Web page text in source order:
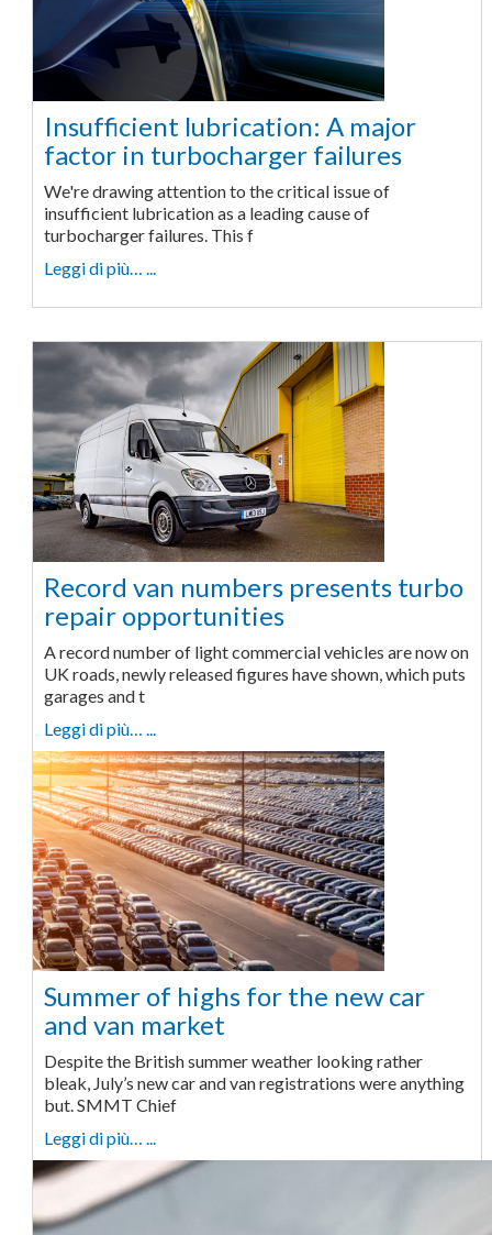
Insufficient lubrication: A major
factor in turbocharger failures
We're drawing attention to the critical issue of
insufficient lubrication as a leading cause of
turbocharger failures. This f
Leggi di più… ...
Record van numbers presents turbo
repair opportunities
A record number of light commercial vehicles are now on
UK roads, newly released figures have shown, which puts
garages and t
Leggi di più… ...
Summer of highs for the new car
and van market
Despite the British summer weather looking rather
bleak, July’s new car and van registrations were anything
but. SMMT Chief
Leggi di più… ...